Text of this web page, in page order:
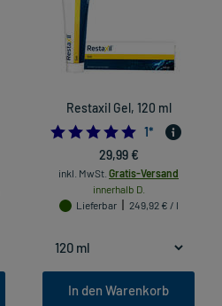
Restaxil Gel, 120 ml
5.0
1*
29,99 €
inkl. MwSt. Gratis-Versand
innerhalb D.
Lieferbar
249,92 € / l
In den Warenkorb